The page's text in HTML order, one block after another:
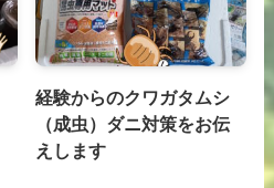
経験からのクワガタムシ
（成虫）ダニ対策をお伝
えします